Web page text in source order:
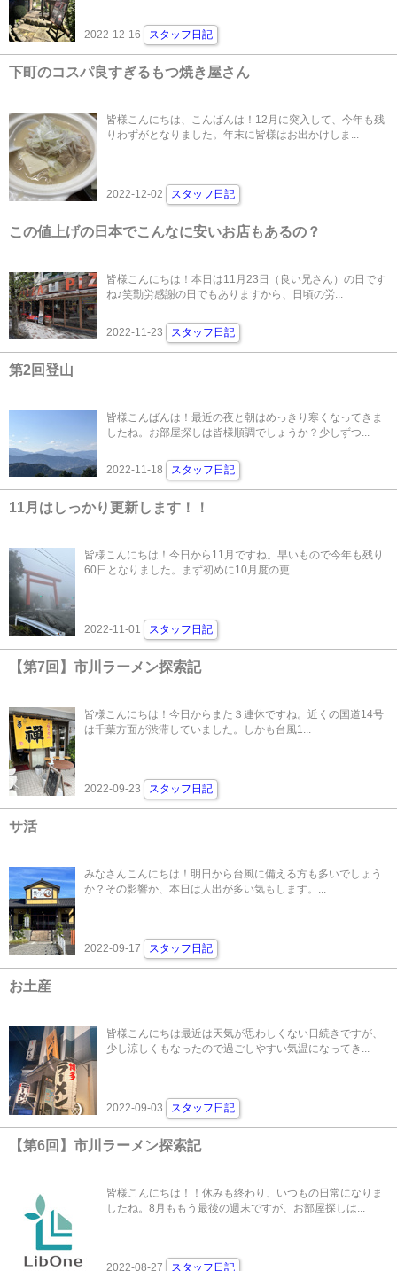
2022-12-16 スタッフ日記
下町のコスパ良すぎるもつ焼き屋さん
皆様こんにちは、こんばんは！12月に突入して、今年も残
りわずがとなりました。年末に皆様はお出かけしま...
2022-12-02 スタッフ日記
この値上げの日本でこんなに安いお店もあるの？
皆様こんにちは！本日は11月23日（良い兄さん）の日です
ね♪笑勤労感謝の日でもありますから、日頃の労...
2022-11-23 スタッフ日記
第2回登山
皆様こんばんは！最近の夜と朝はめっきり寒くなってきま
したね。お部屋探しは皆様順調でしょうか？少しずつ...
2022-11-18 スタッフ日記
11月はしっかり更新します！！
皆様こんにちは！今日から11月ですね。早いもので今年も残り
60日となりました。まず初めに10月度の更...
2022-11-01 スタッフ日記
【第7回】市川ラーメン探索記
皆様こんにちは！今日からまた３連休ですね。近くの国道14号
は千葉方面が渋滞していました。しかも台風1...
2022-09-23 スタッフ日記
サ活
みなさんこんにちは！明日から台風に備える方も多いでしょう
か？その影響か、本日は人出が多い気もします。...
2022-09-17 スタッフ日記
お土産
皆様こんにちは最近は天気が思わしくない日続きですが、
少し涼しくもなったので過ごしやすい気温になってき...
2022-09-03 スタッフ日記
【第6回】市川ラーメン探索記
皆様こんにちは！！休みも終わり、いつもの日常になりま
したね。8月ももう最後の週末ですが、お部屋探しは...
2022-08-27 スタッフ日記